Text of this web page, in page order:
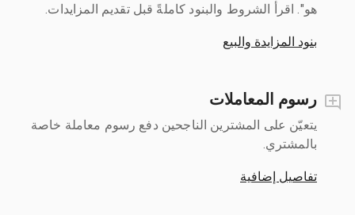
هو". اقرأ الشروط والبنود كاملةً قبل تقديم المزايدات.
بنود المزايدة والبيع
رسوم المعاملات
يتعيّن على المشترين الناجحين دفع رسوم معاملة خاصة
بالمشتري.
تفاصيل إضافية